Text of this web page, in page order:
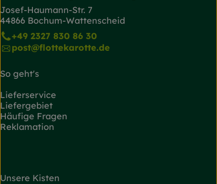
Josef-Haumann-Str. 7
44866 Bochum-Wattenscheid
+49 2327 830 86 30
post@flottekarotte.de
So geht's
Lieferservice
Liefergebiet
Häufige Fragen
Reklamation
Unsere Kisten